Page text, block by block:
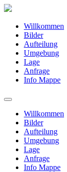
Willkommen
Bilder
Aufteilung
Umgebung
Lage
Anfrage
Info Mappe
Willkommen
Bilder
Aufteilung
Umgebung
Lage
Anfrage
Info Mappe